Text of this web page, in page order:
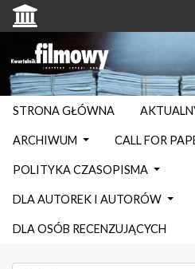
STRONA GŁÓWNA
ARCHIWUM CALL FOR
POLITYKA CZASOPISMA
DLA AUTOREK I AUTORÓW
DLA OSÓB RECENZUJĄCYCH